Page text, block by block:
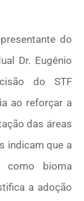
do
Dr. Eugênio
do STF
ao reforçar a
das áreas
indicam que a
como bioma
a adoção